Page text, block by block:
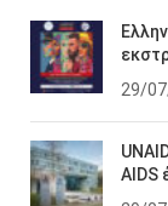
29/
AIDS